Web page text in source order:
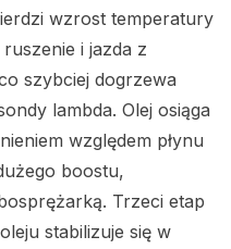
wzrost temperatury
i jazda z
szybciej dogrzewa
lambda. Olej osiąga
względem płynu
boostu,
Trzeci etap
stabilizuje się w